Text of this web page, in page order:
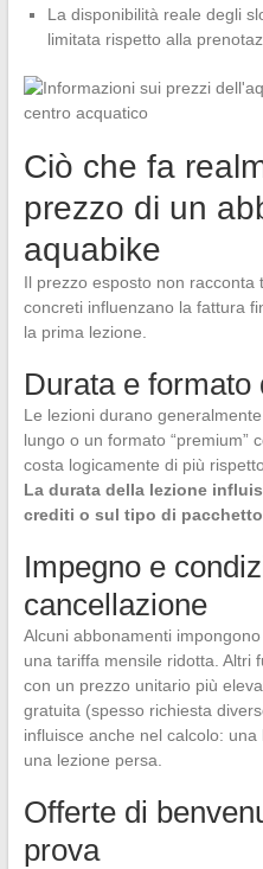
La disponibilità reale degli
limitata rispetto alla
Ciò che fa
prezzo di un
aquabike
Il prezzo esposto non
concreti influenzano la fattura
la prima lezione.
Durata e formato
Le lezioni durano
lungo o un formato “premium”
costa logicamente di più
La durata della lezione
crediti o sul tipo di
Impegno e
cancellazione
Alcuni abbonamenti
una tariffa mensile ridotta. Altri
con un prezzo unitario più
gratuita (spesso richiesta
influisce anche nel calcolo:
una lezione persa.
Offerte di
prova